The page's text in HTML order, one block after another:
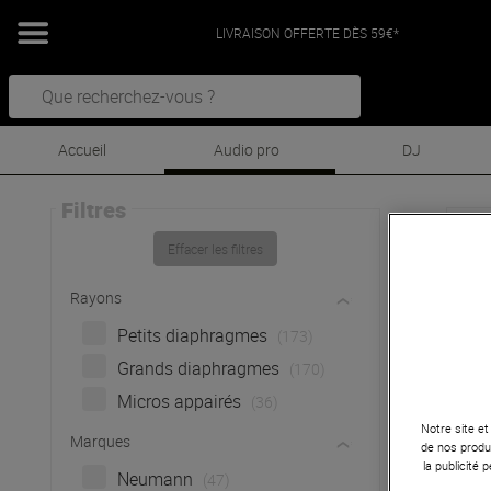
LIVRAISON OFFERTE DÈS 59€*
Accueil Audio pro DJ
Filtres
Effacer les filtres
Rayons
Petits diaphragmes (173)
Grands diaphragmes (170)
Micros appairés
(36)
Marques
Neumann (47)
Notre site
de nos
la publicité